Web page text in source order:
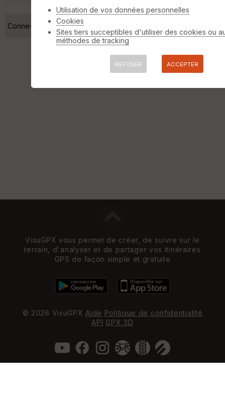
Connectez-vous pour poster
VisuGPX vous permet de créer, de suivre sur le
terrain, d'analyser et de partager vos itinéraires
GPS de façon simple et gratuite
© 2026 VisuGPX Aide Politique de confidentialité
API GPX 3D
Utilisation de vos données personnelles
Cookies
Sites tiers succeptibles d'utiliser des cookies ou
méthodes de tracking
REFUSER ACCEPTER